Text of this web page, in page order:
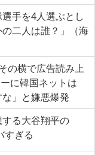
手を4人選ぶとし
二人は誰？」（海
の横で広告読み上
に韓国ネットは
な」と嫌悪爆発
する大谷翔平の
すぎる